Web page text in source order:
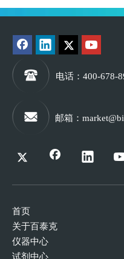
电话 ：400-678-
邮箱 ：
首页
关于百泰克
仪器中心
试剂中心